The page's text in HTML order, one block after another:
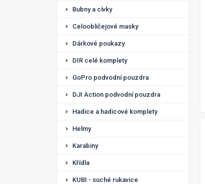
Bubny a cívky
Celoobličejové masky
Dárkové poukazy
DIR celé komplety
GoPro podvodní pouzdra
DJI Action podvodní pouzdra
Hadice a hadicové komplety
Helmy
Karabiny
Křídla
KUBI - suché rukavice